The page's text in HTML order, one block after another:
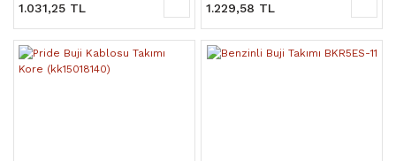
1.031,25 TL 1.229,58 TL